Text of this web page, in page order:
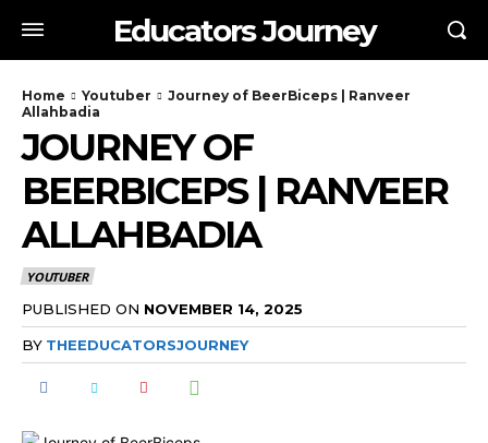
Educators Journey
Home Youtuber
Journey of BeerBiceps | Ranveer
Allahbadia
JOURNEY OF
BEERBICEPS | RANVEER
ALLAHBADIA
YOUTUBER
PUBLISHED ON NOVEMBER 14, 2025
BY THEEDUCATORSJOURNEY